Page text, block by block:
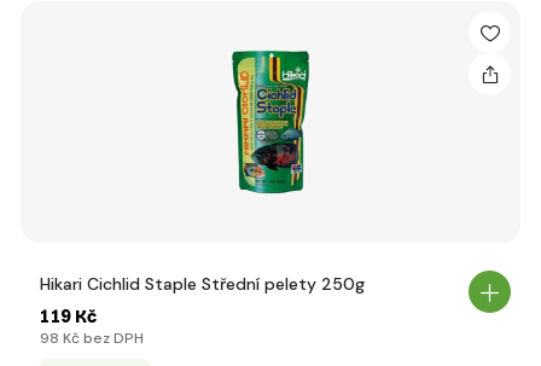
Hikari Cichlid Staple Střední pelety 250g
119 Kč
98 Kč bez DPH